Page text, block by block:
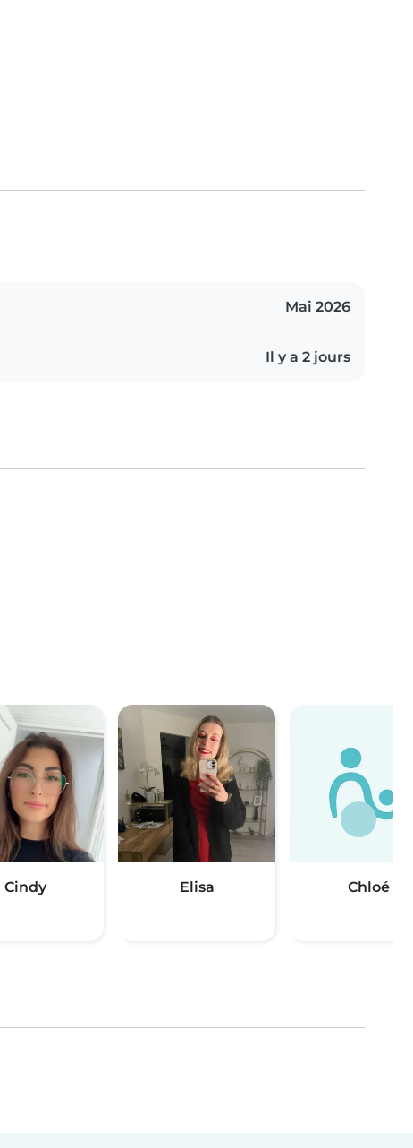
Mai 2026
Il y a 2 jours
Cindy Elisa Chloé